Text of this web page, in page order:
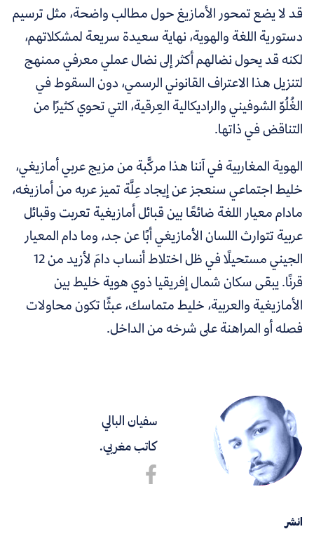
سفيان البالي
كاتب مغربي.
انشر
قد لا يضع تمحور الأمازيغ حول مطالب واضحة، مثل ترسيم
دستورية اللغة والهوية، نهاية سعيدة سريعة لمشكلاتهم،
لكنه قد يحول نضالهم أكثر إلى نضال عملي معرفي ممنهج
لتنزيل هذا الاعتراف القانوني الرسمي، دون السقوط في
الغُلُوّ الشوفيني والراديكالية العِرقية، التي تحوي كثيرًا من
التناقض في ذاتها.
الهوية المغاربية في آننا هذا مركَّبة من مزيج عربي أمازيغي،
خليط اجتماعي سنعجز عن إيجاد عِلَّة تميز عربه من أمازيغه،
مادام معيار اللغة ضائعًا بين قبائل أمازيغية تعربت وقبائل
عربية تتوارث اللسان الأمازيغي أبًا عن جد، وما دام المعيار
الجيني مستحيلًا في ظل اختلاط أنساب دامَ لأزيد من 12
قرنًا. يبقى سكان شمال إفريقيا ذوي هوية خليط بين
الأمازيغية والعربية، خليط متماسك، عبثًا تكون محاولات
فصله أو المراهنة على شرخه من الداخل.